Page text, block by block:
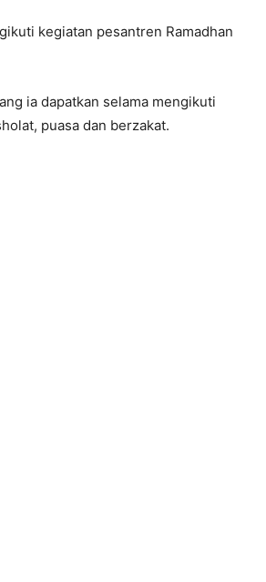
kegiatan pesantren Ramadhan
ia dapatkan selama mengikuti
puasa dan berzakat.